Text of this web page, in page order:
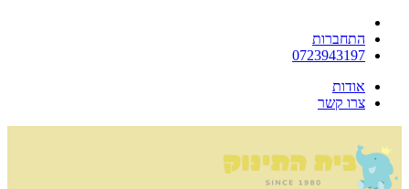
התחברות
0723943197
אודות
צרו קשר